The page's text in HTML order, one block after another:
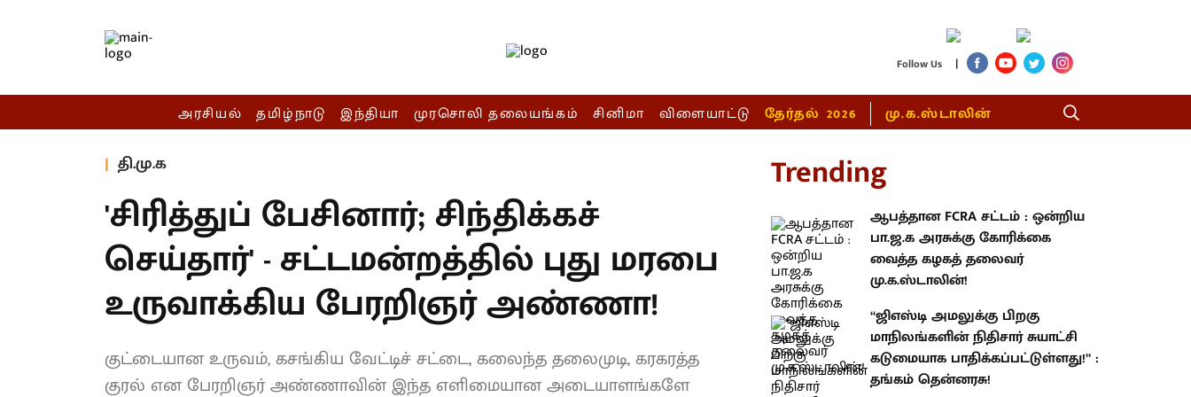
Follow Us |
அரசியல் தமிழ்நாடு இந்தியா முரசொலி தலையங்கம் சினிமா விளையாட்டு தேர்தல் 2026 மு.க.ஸ்டாலின்
தி.மு.க
'சிரித்துப் பேசினார்; சிந்திக்கச்
செய்தார்' - சட்டமன்றத்தில் புது மரபை
உருவாக்கிய பேரறிஞர் அண்ணா!
குட்டையான உருவம், கசங்கிய வேட்டிச் சட்டை, கலைந்த தலைமுடி, கரகரத்த
குரல் என பேரறிஞர் அண்ணாவின் இந்த எளிமையான அடையாளங்களே
Trending
ஆபத்தான FCRA சட்டம் : ஒன்றிய
பா.ஜ.க அரசுக்கு கோரிக்கை
வைத்த கழகத் தலைவர்
மு.க.ஸ்டாலின்!
“ஜிஎஸ்டி அமலுக்கு பிறகு
மாநிலங்களின் நிதிசார் சுயாட்சி
கடுமையாக பாதிக்கப்பட்டுள்ளது!” :
தங்கம் தென்னரசு!